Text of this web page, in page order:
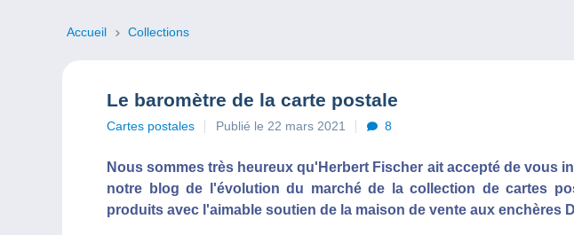
Accueil Collections
Le baromètre de la carte postale
Cartes postales Publié le 22 mars 2021 8
Nous sommes très heureux qu'Herbert Fischer ait accepté de vous
notre blog de l'évolution du marché de la collection de cartes
produits avec l'aimable soutien de la maison de vente aux enchères